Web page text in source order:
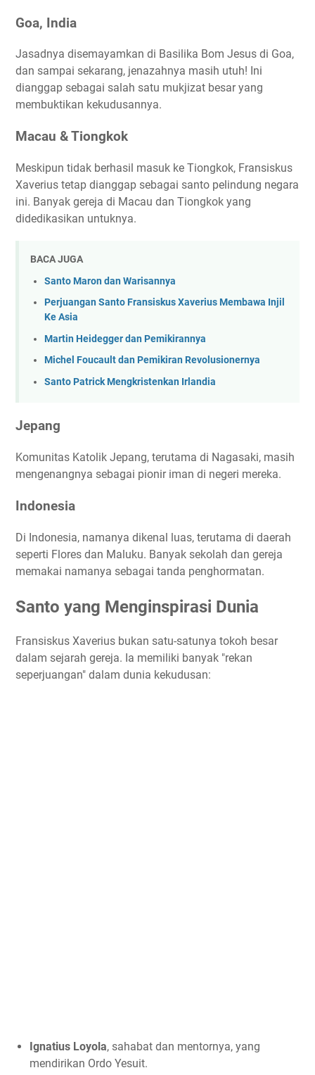
Goa, India
Jasadnya disemayamkan di Basilika Bom Jesus di Goa,
dan sampai sekarang, jenazahnya masih utuh! Ini
dianggap sebagai salah satu mukjizat besar yang
membuktikan kekudusannya.
Macau & Tiongkok
Meskipun tidak berhasil masuk ke Tiongkok, Fransiskus
Xaverius tetap dianggap sebagai santo pelindung negara
ini. Banyak gereja di Macau dan Tiongkok yang
didedikasikan untuknya.
BACA JUGA
Santo Maron dan Warisannya
Perjuangan Santo Fransiskus Xaverius Membawa Injil
Ke Asia
Martin Heidegger dan Pemikirannya
Michel Foucault dan Pemikiran Revolusionernya
Santo Patrick Mengkristenkan Irlandia
Jepang
Komunitas Katolik Jepang, terutama di Nagasaki, masih
mengenangnya sebagai pionir iman di negeri mereka.
Indonesia
Di Indonesia, namanya dikenal luas, terutama di daerah
seperti Flores dan Maluku. Banyak sekolah dan gereja
memakai namanya sebagai tanda penghormatan.
Santo yang Menginspirasi Dunia
Fransiskus Xaverius bukan satu-satunya tokoh besar
dalam sejarah gereja. Ia memiliki banyak "rekan
seperjuangan" dalam dunia kekudusan:
Ignatius Loyola, sahabat dan mentornya, yang
mendirikan Ordo Yesuit.